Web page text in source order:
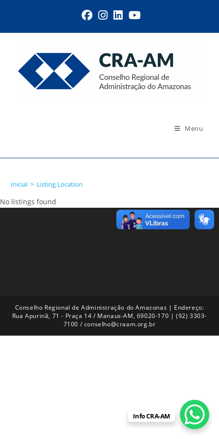
Menu
Inicial > Listing Location
No listings found
Conselho Regional de Administração do Amazonas | Endereço:
Rua Apurinã, 71 - Praça 14 / Manaus-AM, 69020-170 | (92) 3303-
7100 / conselho@craam.org.br
Info CRA-AM